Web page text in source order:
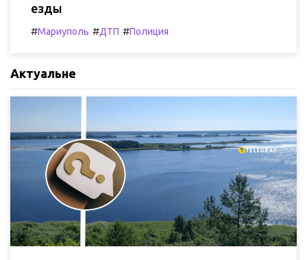
езды
#Мариуполь #ДТП #Полиция
Актуальне